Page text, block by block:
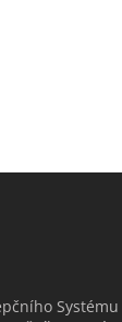
Systému